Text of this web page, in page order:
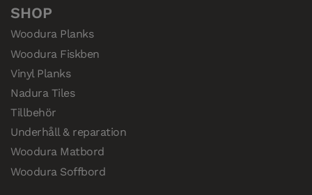
SHOP
Woodura Planks
Woodura Fiskben
Vinyl Planks
Nadura Tiles
Tillbehör
Underhåll & reparation
Woodura Matbord
Woodura Soffbord